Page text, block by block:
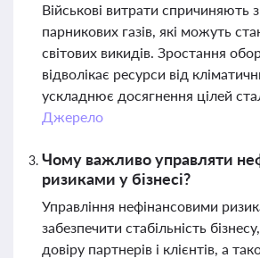
Військові витрати спричиняють
парникових газів, які можуть
світових викидів. Зростання
відволікає ресурси від
ускладнює досягнення цілей
Джерело
Чому важливо управляти
ризиками у бізнесі?
Управління нефінансовими
забезпечити стабільність
довіру партнерів і клієнтів, а